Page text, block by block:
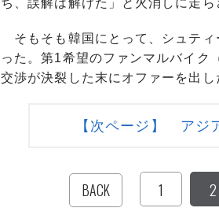
ち、誤解は解けた」と火消しに走ら
そもそも韓国にとって、シュティ
った。第1希望のファンマルバイク
交渉が決裂した末にオファーを出し
【次ページ】 アジ
BACK 1 2